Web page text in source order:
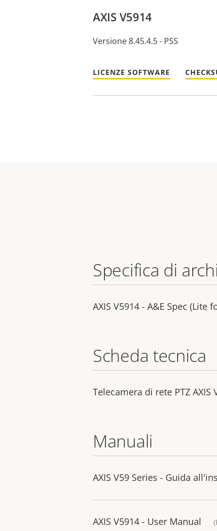
AXIS V5914
Versione 8.45.4.5 - PSS
LICENZE SOFTWARE
Specifica di
AXIS V5914 - A&E Spec (Lite
Scheda tecnica
Telecamera di rete PTZ AXIS
Manuali
AXIS V59 Series - Guida
AXIS V5914 - User Manual